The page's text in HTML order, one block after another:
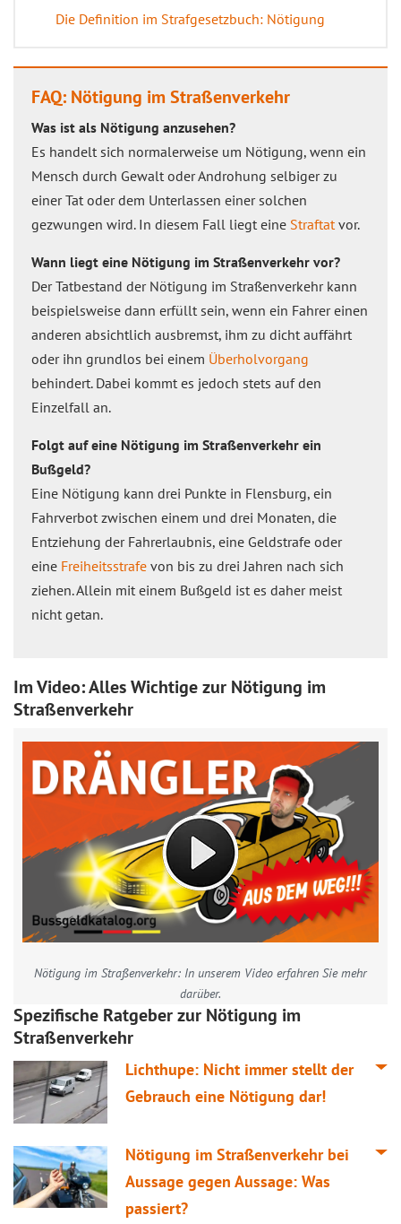
Die Definition im Strafgesetzbuch: Nötigung
FAQ: Nötigung im Straßenverkehr
Was ist als Nötigung anzusehen?
Es handelt sich normalerweise um Nötigung, wenn ein
Mensch durch Gewalt oder Androhung selbiger zu
einer Tat oder dem Unterlassen einer solchen
gezwungen wird. In diesem Fall liegt eine Straftatvor.
Wann liegt eine Nötigung im Straßenverkehr vor?
Der Tatbestand der Nötigung im Straßenverkehr kann
beispielsweise dann erfüllt sein, wenn ein Fahrer einen
anderen absichtlich ausbremst, ihm zu dicht auffährt
oder ihn grundlos bei einem Überholvorgang
behindert. Dabei kommt es jedoch stets auf den
Einzelfall an.
Folgt auf eine Nötigung im Straßenverkehr ein
Bußgeld?
Eine Nötigung kann drei Punkte in Flensburg, ein
Fahrverbot zwischen einem und drei Monaten, die
Entziehung der Fahrerlaubnis, eine Geldstrafe oder
eine Freiheitsstrafe von bis zu drei Jahren nach sich
ziehen. Allein mit einem Bußgeld ist es daher meist
nicht getan.
Im Video: Alles Wichtige zur Nötigung im
Straßenverkehr
Nötigung im Straßenverkehr: In unserem Video erfahren Sie mehr
darüber.
Spezifische Ratgeber zur Nötigung im
Straßenverkehr
Lichthupe: Nicht immer stellt der
Gebrauch eine Nötigung dar!
Nötigung im Straßenverkehr bei
Aussage gegen Aussage: Was
passiert?